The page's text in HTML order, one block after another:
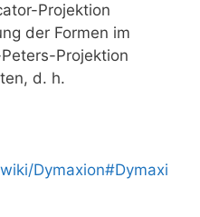
Projektion
der Formen im
Projektion
d. h.
Dymaxion#Dymaxi